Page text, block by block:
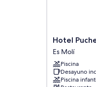
Hotel
Puchet
Ibiza
Es
Molí
Hotel
Es Molí
Piscina
Desayuno
Piscina